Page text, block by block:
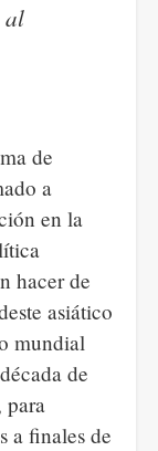
al
de
a
en la
hacer de
asiático
mundial
de
para
a finales de